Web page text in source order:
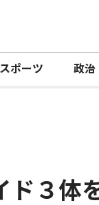
スポーツ 政治
ド３体